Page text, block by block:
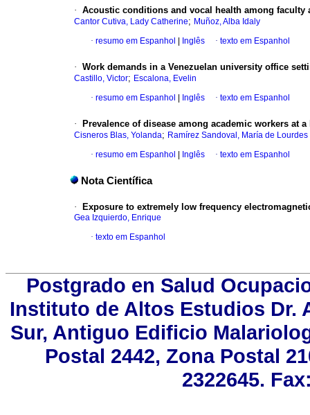
· Acoustic conditions and vocal health among faculty
Cantor Cutiva, Lady Catherine; Muñoz, Alba Idaly
· resumo em Espanhol Inglês · texto em Espanhol
· Work demands in a Venezuelan university office
Castillo, Victor; Escalona, Evelin
· resumo em Espanhol Inglês · texto em Espanhol
· Prevalence of disease among academic workers at
Cisneros Blas, Yolanda; Ramírez Sandoval, María de Lourdes
· resumo em Espanhol Inglês · texto em Espanhol
Nota Científica
· Exposure to extremely low frequency
Gea Izquierdo, Enrique
· texto em Espanhol
Postgrado en Salud
Instituto de Altos Estudios Dr.
Sur, Antiguo Edificio
Postal 2442, Zona Postal
2322645.